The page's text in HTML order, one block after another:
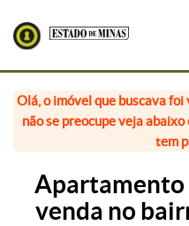
Olá, o imóvel que buscava
não se preocupe veja
tem
Apartamento
venda no